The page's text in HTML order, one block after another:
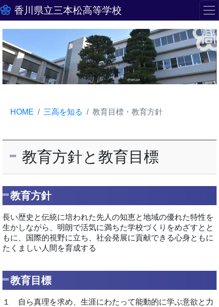
香川県立三本松高等学校
HOME 三高を知る 教育目標・教育方針
教育方針と教育目標
教育方針
長い歴史と伝統に培われた先人の知恵と地域の優れた特性を
生かしながら、明朗で活気に満ちた学校づくりをめざすとと
もに、国際的視野に立ち、社会発展に貢献できる心身ともに
たくましい人間を育成する
教育目標
１ 自ら真理を求め、生涯にわたって能動的に学ぶ意欲と力